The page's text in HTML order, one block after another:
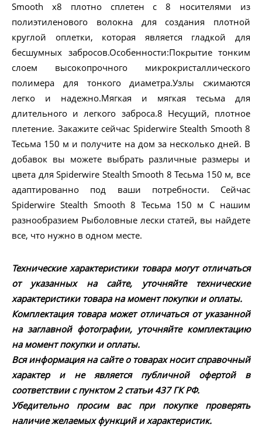
Smooth x8 плотно сплетен с 8 носителями из
полиэтиленового волокна для создания плотной
круглой оплетки, которая является гладкой для
бесшумных забросов.Особенности:Покрытие тонким
слоем высокопрочного микрокристаллического
полимера для тонкого диаметра.Узлы сжимаются
легко и надежно.Мягкая и мягкая тесьма для
длительного и легкого заброса.8 Несущий, плотное
плетение. Закажите сейчас Spiderwire Stealth Smooth 8
Тесьма 150 м и получите на дом за несколько дней. В
добавок вы можете выбрать различные размеры и
цвета для Spiderwire Stealth Smooth 8 Тесьма 150 м, все
адаптированно под ваши потребности. Сейчас
Spiderwire Stealth Smooth 8 Тесьма 150 м С нашим
разнообразием Рыболовные лески статей, вы найдете
все, что нужно в одном месте.
Технические характеристики товара могут отличаться
от указанных на сайте, уточняйте технические
характеристики товара на момент покупки и оплаты.
Комплектация товара может отличаться от указанной
на заглавной фотографии, уточняйте комплектацию
на момент покупки и оплаты.
Вся информация на сайте о товарах носит справочный
характер и не является публичной офертой в
соответствии с пунктом 2 статьи 437 ГК РФ.
Убедительно просим вас при покупке проверять
наличие желаемых функций и характеристик.